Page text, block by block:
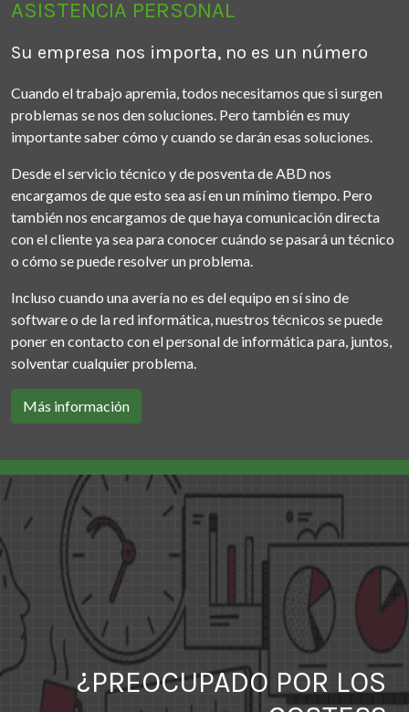
ASISTENCIA PERSONAL
Su empresa nos importa, no es un número
Cuando el trabajo apremia, todos necesitamos que si surgen
problemas se nos den soluciones. Pero también es muy
importante saber cómo y cuando se darán esas soluciones.
Desde el servicio técnico y de posventa de ABD nos
encargamos de que esto sea así en un mínimo tiempo. Pero
también nos encargamos de que haya comunicación directa
con el cliente ya sea para conocer cuándo se pasará un técnico
o cómo se puede resolver un problema.
Incluso cuando una avería no es del equipo en sí sino de
software o de la red informática, nuestros técnicos se puede
poner en contacto con el personal de informática para, juntos,
solventar cualquier problema.
Más información
¿PREOCUPADO POR LOS